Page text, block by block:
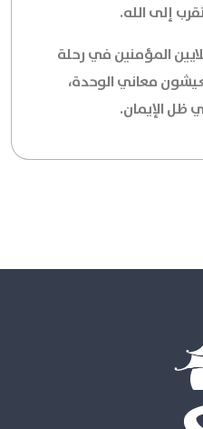
إلى الله.
المؤمنين في رحلة
معاني الوحدة،
ظل الإيمان.